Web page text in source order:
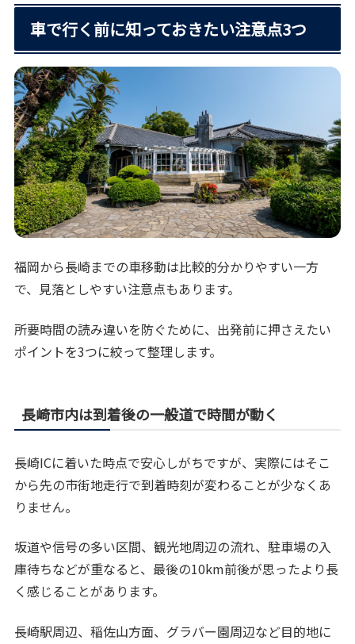
車で行く前に知っておきたい注意点3つ
福岡から長崎までの車移動は比較的分かりやすい一方
で、見落としやすい注意点もあります。
所要時間の読み違いを防ぐために、出発前に押さえたい
ポイントを3つに絞って整理します。
長崎市内は到着後の一般道で時間が動く
長崎ICに着いた時点で安心しがちですが、実際にはそこ
から先の市街地走行で到着時刻が変わることが少なくあ
りません。
坂道や信号の多い区間、観光地周辺の流れ、駐車場の入
庫待ちなどが重なると、最後の10km前後が思ったより長
く感じることがあります。
長崎駅周辺、稲佐山方面、グラバー園周辺など目的地に